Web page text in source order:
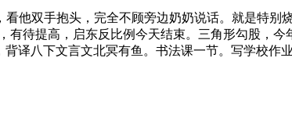
他双手抱头，完全不顾旁边奶奶说话。就是特别
待提高，启东反比例今天结束。三角形勾股，
译八下文言文北冥有鱼。书法课一节。写学校作